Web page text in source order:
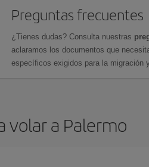
Preguntas frecuentes
¿Tienes dudas? Consulta nuestras
aclaramos los documentos que
específicos exigidos para la migración
volar a Palermo